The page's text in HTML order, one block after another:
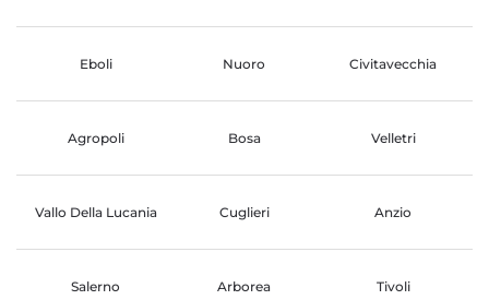
Eboli Nuoro Civitavecchia
Agropoli Bosa Velletri
Vallo Della Lucania Cuglieri Anzio
Salerno Arborea Tivoli